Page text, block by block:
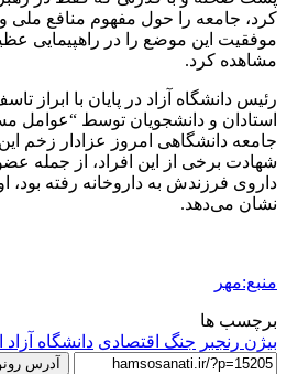
کرد، جامعه را حول مفهوم منافع ملی
مشاهده کرد.
رئیس دانشگاه آزاد در پایان با ابراز
استادان و دانشجویان توسط “عوامل
جامعه دانشگاهی امروز عزادار زخم
شهادت برخی از این افراد، از جمله
داروی فرزندش به داروخانه رفته بود،
نشان می‌دهد.
منبع:مهر
برچسب ها
بیژن رنجبر جنگ اقتصادی دانشگاه
آدرس